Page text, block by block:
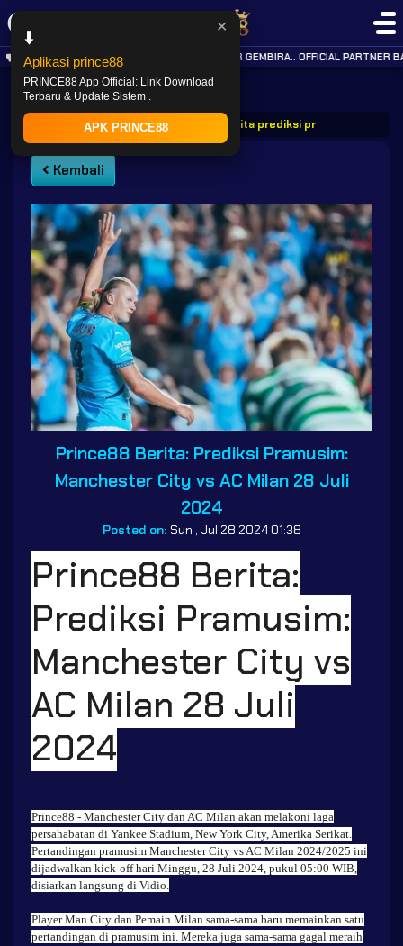
KABAR GEMBIRA.. OFFICIAL PARTNER
Post Prince88 berita prediksi pramusim
Kembali
Prince88 Berita: Prediksi Pramusim:
Manchester City vs AC Milan 28 Juli
2024
Posted on: Sun , Jul 28 2024 01:38
Prince88 Berita:
Prediksi Pramusim:
Manchester City vs
AC Milan 28 Juli
2024
Prince88 - Manchester City dan AC Milan akan melakoni laga
persahabatan di Yankee Stadium, New York City, Amerika Serikat.
Pertandingan pramusim Manchester City vs AC Milan 2024/2025 ini
dijadwalkan kick-off hari Minggu, 28 Juli 2024, pukul 05:00 WIB,
disiarkan langsung di Vidio.
Player Man City dan Pemain Milan sama-sama baru memainkan satu
pertandingan di pramusim ini. Mereka juga sama-sama gagal meraih
✕
⬇️
Aplikasi prince88
PRINCE88 App Official: Link Download
Terbaru & Update Sistem .
APK PRINCE88